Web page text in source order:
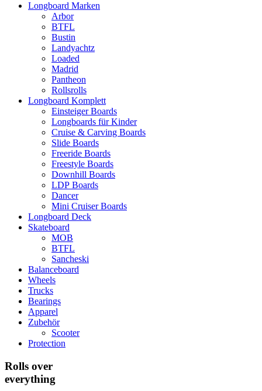
Longboard Marken
Arbor
BTFL
Bustin
Landyachtz
Loaded
Madrid
Pantheon
Rollsrolls
Longboard Komplett
Einsteiger Boards
Longboards für Kinder
Cruise & Carving Boards
Slide Boards
Freeride Boards
Freestyle Boards
Downhill Boards
LDP Boards
Dancer
Mini Cruiser Boards
Longboard Deck
Skateboard
MOB
BTFL
Sancheski
Balanceboard
Wheels
Trucks
Bearings
Apparel
Zubehör
Scooter
Protection
Rolls over
everything